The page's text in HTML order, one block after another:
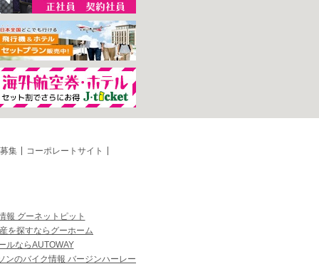
集 コーポレートサイト
報 グーネットピット
を探すならグーホーム
ルならAUTOWAY
ンのバイク情報 バージンハーレー